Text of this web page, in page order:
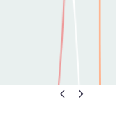
 